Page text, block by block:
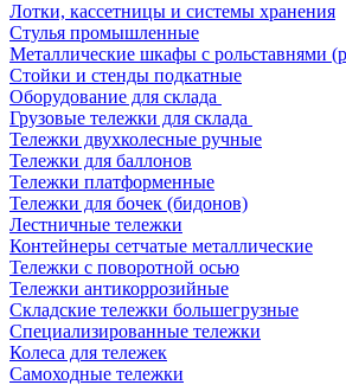
Лотки, кассетницы и системы хранения
Стулья промышленные
Металлические шкафы с рольставнями
Стойки и стенды подкатные
Оборудование для склада
Грузовые тележки для склада
Тележки двухколесные ручные
Тележки для баллонов
Тележки платформенные
Тележки для бочек (бидонов)
Лестничные тележки
Контейнеры сетчатые металлические
Тележки с поворотной осью
Тележки антикоррозийные
Складские тележки большегрузные
Специализированные тележки
Колеса для тележек
Самоходные тележки